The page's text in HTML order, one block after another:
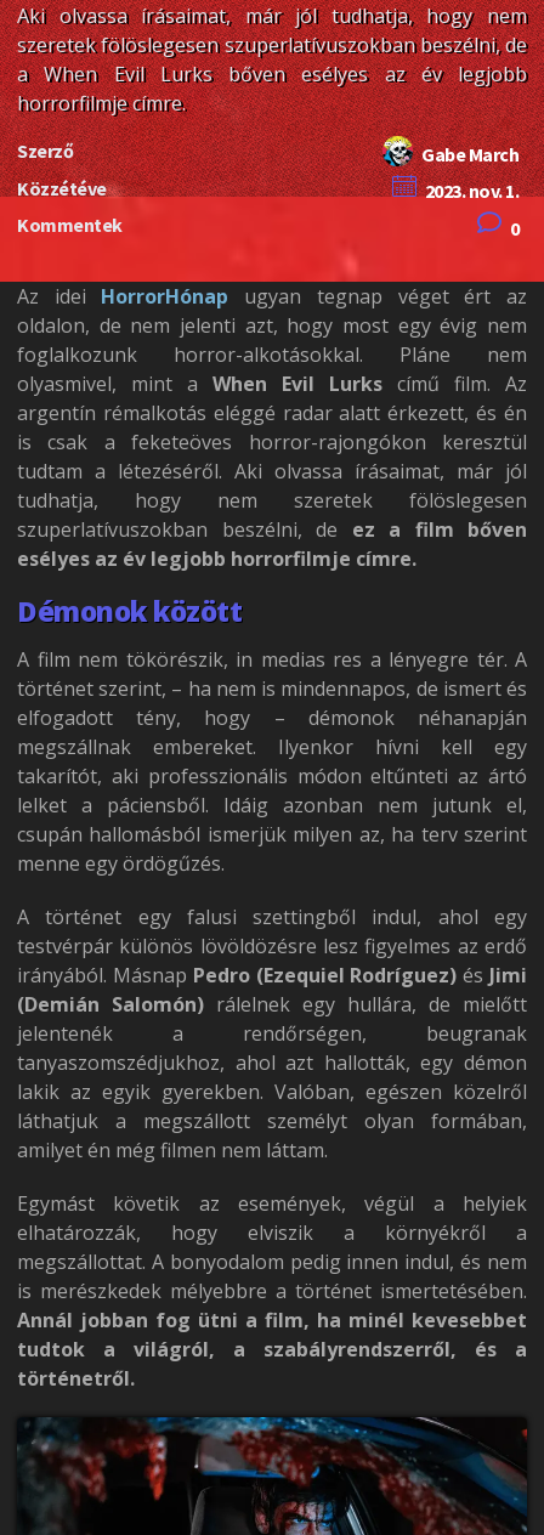
Aki olvassa írásaimat, már jól tudhatja, hogy nem
szeretek fölöslegesen szuperlatívuszokban beszélni, de
a When Evil Lurks bőven esélyes az év legjobb
horrorfilmje címre.
Szerző
Gabe March
Közzétéve
2023. nov. 1.
Kommentek
0
Az idei HorrorHónap ugyan tegnap véget ért az
oldalon, de nem jelenti azt, hogy most egy évig nem
foglalkozunk horror-alkotásokkal. Pláne nem
olyasmivel, mint a When Evil Lurks című film. Az
argentín rémalkotás eléggé radar alatt érkezett, és én
is csak a feketeöves horror-rajongókon keresztül
tudtam a létezéséről. Aki olvassa írásaimat, már jól
tudhatja, hogy nem szeretek fölöslegesen
szuperlatívuszokban beszélni, de ez a film bőven
esélyes az év legjobb horrorfilmje címre.
Démonok között
A film nem tökörészik, in medias res a lényegre tér. A
történet szerint, – ha nem is mindennapos, de ismert és
elfogadott tény, hogy – démonok néhanapján
megszállnak embereket. Ilyenkor hívni kell egy
takarítót, aki professzionális módon eltűnteti az ártó
lelket a páciensből. Idáig azonban nem jutunk el,
csupán hallomásból ismerjük milyen az, ha terv szerint
menne egy ördögűzés.
A történet egy falusi szettingből indul, ahol egy
testvérpár különös lövöldözésre lesz figyelmes az erdő
irányából. Másnap Pedro (Ezequiel Rodríguez) és Jimi
(Demián Salomón) rálelnek egy hullára, de mielőtt
jelentenék a rendőrségen, beugranak
tanyaszomszédjukhoz, ahol azt hallották, egy démon
lakik az egyik gyerekben. Valóban, egészen közelről
láthatjuk a megszállott személyt olyan formában,
amilyet én még filmen nem láttam.
Egymást követik az események, végül a helyiek
elhatározzák, hogy elviszik a környékről a
megszállottat. A bonyodalom pedig innen indul, és nem
is merészkedek mélyebbre a történet ismertetésében.
Annál jobban fog ütni a film, ha minél kevesebbet
tudtok a világról, a szabályrendszerről, és a
történetről.